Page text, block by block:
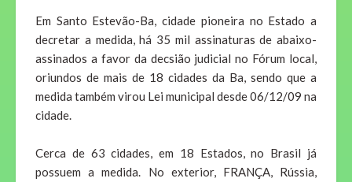
Em Santo Estevão-Ba, cidade pioneira no Estado a
decretar a medida, há 35 mil assinaturas de abaixo-
assinados a favor da decsião judicial no Fórum local,
oriundos de mais de 18 cidades da Ba, sendo que a
medida também virou Lei municipal desde 06/12/09 na
cidade.
Cerca de 63 cidades, em 18 Estados, no Brasil já
possuem a medida. No exterior, FRANÇA, Rússia,